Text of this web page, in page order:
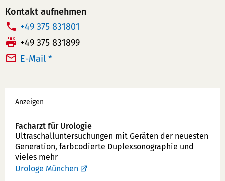
Kontakt aufnehmen
T
e
l
n
u
m
m
e
+49 375 831801
F
a
+49 375 831899
E-Mail *
Werbung
Anzeigen
Facharzt für Urologie
Ultraschallunter­suchungen mit Geräten der neuesten
Generation, farbcodierte Duplex­sonographie und
vieles mehr
Urologe München